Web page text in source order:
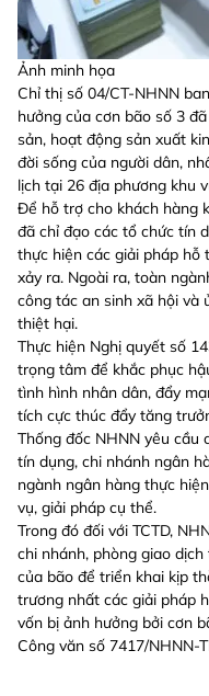
Ảnh minh họa
Chỉ thị số 04/CT-NHNN
hưởng của cơn bão số 3
sản, hoạt động sản xuất
đời sống của người dân,
lịch tại 26 địa phương khu
Để hỗ trợ cho khách hàng
đã chỉ đạo các tổ chức tín
thực hiện các giải pháp hỗ
xảy ra. Ngoài ra, toàn
công tác an sinh xã hội và
thiệt hại.
Thực hiện Nghị quyết số
trọng tâm để khắc phục
tình hình nhân dân, đẩy
tích cực thúc đẩy tăng
Thống đốc NHNN yêu cầu
tín dụng, chi nhánh ngân
ngành ngân hàng thực
vụ, giải pháp cụ thể.
Trong đó đối với TCTD,
chi nhánh, phòng giao
của bão để triển khai kịp
trương nhất các giải pháp
vốn bị ảnh hưởng bởi cơn
Công văn số 7417/NHNN-